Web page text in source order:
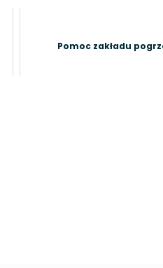
Pomoc zakładu